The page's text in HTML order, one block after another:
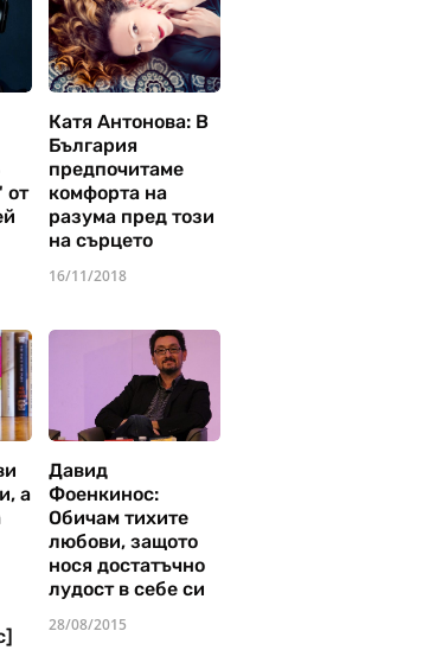
от
Катя Антонова: В
България
предпочитаме
комфорта на
разума пред този
на сърцето
16/11/2018
а
Давид
Фоенкинос:
Обичам тихите
любови, защото
нося достатъчно
лудост в себе си
28/08/2015